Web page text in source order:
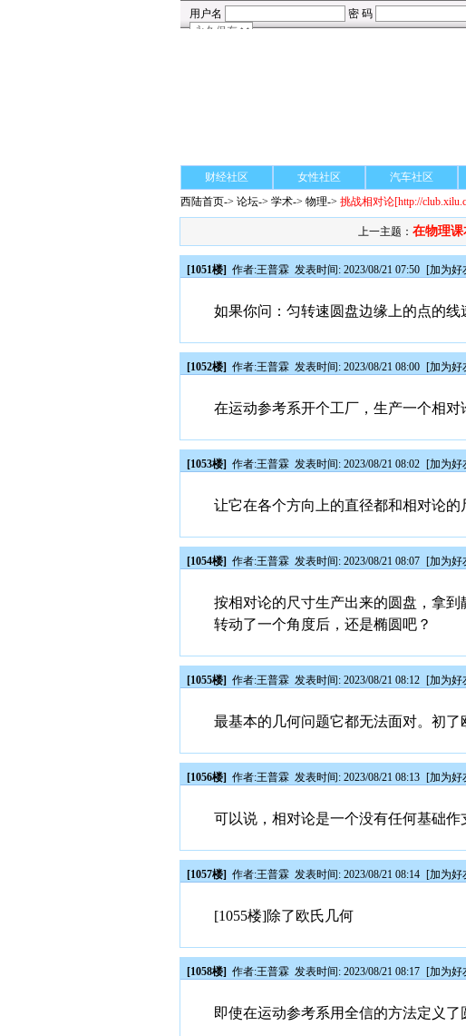
财经社区 女性社区 汽车社区
西陆首页-> 论坛-> 学术-> 物理-> 挑战相对论[http://
上一主题：在物理
[1051楼] 作者:王普霖 发表时间: 2023/08/21 07:50 [加为好
如果你问：匀转速圆盘边缘上的点的线
[1052楼] 作者:王普霖 发表时间: 2023/08/21 08:00 [加为好
在运动参考系开个工厂，生产一个相对
[1053楼] 作者:王普霖 发表时间: 2023/08/21 08:02 [加为好
让它在各个方向上的直径都和相对论
[1054楼] 作者:王普霖 发表时间: 2023/08/21 08:07 [加为好
按相对论的尺寸生产出来的圆盘，拿
转动了一个角度后，还是椭圆吧？
[1055楼] 作者:王普霖 发表时间: 2023/08/21 08:12 [加为好
最基本的几何问题它都无法面对。初
[1056楼] 作者:王普霖 发表时间: 2023/08/21 08:13 [加为好
可以说，相对论是一个没有任何基础作
[1057楼] 作者:王普霖 发表时间: 2023/08/21 08:14 [加为好
[1055楼]除了欧氏几何
[1058楼] 作者:王普霖 发表时间: 2023/08/21 08:17 [加为好
即使在运动参考系用全信的方法定义了